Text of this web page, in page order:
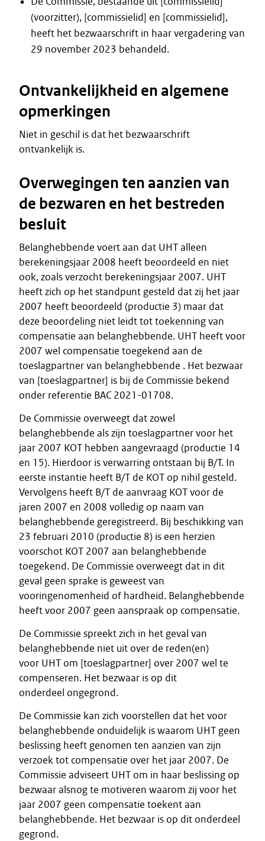
(voorzitter), [commissielid] en [commissielid],
heeft het bezwaarschrift in haar vergadering van
29 november 2023 behandeld.
Ontvankelijkheid en algemene
opmerkingen
Niet in geschil is dat het bezwaarschrift
ontvankelijk is.
Overwegingen ten aanzien van
de bezwaren en het bestreden
besluit
Belanghebbende voert aan dat UHT alleen
berekeningsjaar 2008 heeft beoordeeld en niet
ook, zoals verzocht berekeningsjaar 2007. UHT
heeft zich op het standpunt gesteld dat zij het jaar
2007 heeft beoordeeld (productie 3) maar dat
deze beoordeling niet leidt tot toekenning van
compensatie aan belanghebbende. UHT heeft voor
2007 wel compensatie toegekend aan de
toeslagpartner van belanghebbende . Het bezwaar
van [toeslagpartner] is bij de Commissie bekend
onder referentie BAC 2021-01708.
De Commissie overweegt dat zowel
belanghebbende als zijn toeslagpartner voor het
jaar 2007 KOT hebben aangevraagd (productie 14
en 15). Hierdoor is verwarring ontstaan bij B/T. In
eerste instantie heeft B/T de KOT op nihil gesteld.
Vervolgens heeft B/T de aanvraag KOT voor de
jaren 2007 en 2008 volledig op naam van
belanghebbende geregistreerd. Bij beschikking van
23 februari 2010 (productie 8) is een herzien
voorschot KOT 2007 aan belanghebbende
toegekend. De Commissie overweegt dat in dit
geval geen sprake is geweest van
vooringenomenheid of hardheid. Belanghebbende
heeft voor 2007 geen aanspraak op compensatie.
De Commissie spreekt zich in het geval van
belanghebbende niet uit over de reden(en)
voor UHT om [toeslagpartner] over 2007 wel te
compenseren. Het bezwaar is op dit
onderdeel ongegrond.
De Commissie kan zich voorstellen dat het voor
belanghebbende onduidelijk is waarom UHT geen
beslissing heeft genomen ten aanzien van zijn
verzoek tot compensatie over het jaar 2007. De
Commissie adviseert UHT om in haar beslissing op
bezwaar alsnog te motiveren waarom zij voor het
jaar 2007 geen compensatie toekent aan
belanghebbende. Het bezwaar is op dit onderdeel
gegrond.